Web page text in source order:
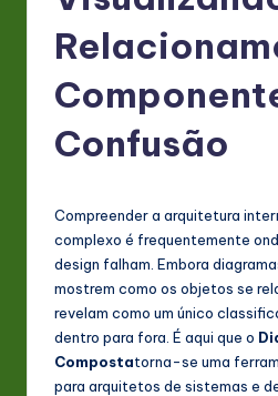
rt
Confusão
Compreender a arquitetura
complexo é frequentemente
design falham. Embora
mostrem como os objetos se
revelam como um único
dentro para fora. É aqui que o
Compostatorna-se uma
para arquitetos de sistemas e